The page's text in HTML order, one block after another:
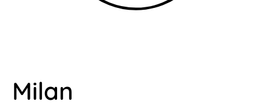
Milan